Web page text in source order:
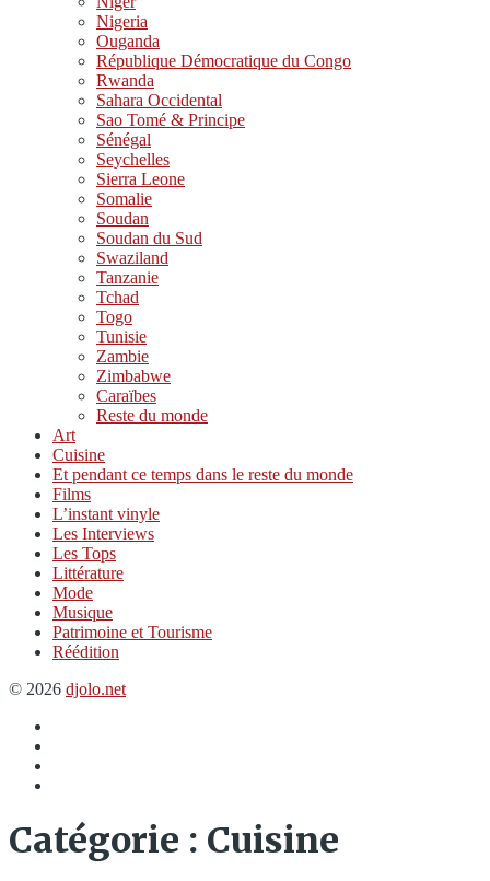
Nigeria
Ouganda
République Démocratique du Congo
Rwanda
Sahara Occidental
Sao Tomé & Principe
Sénégal
Seychelles
Sierra Leone
Somalie
Soudan
Soudan du Sud
Swaziland
Tanzanie
Tchad
Togo
Tunisie
Zambie
Zimbabwe
Caraïbes
Reste du monde
Art
Cuisine
Et pendant ce temps dans le reste du monde
Films
L’instant vinyle
Les Interviews
Les Tops
Littérature
Mode
Musique
Patrimoine et Tourisme
Réédition
© 2026 djolo.net
Catégorie : Cuisine